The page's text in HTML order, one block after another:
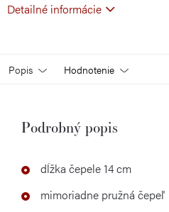
Detailné informácie
Popis Hodnotenie
Podrobný popis
dĺžka čepele 14 cm
mimoriadne pružná čepeľ